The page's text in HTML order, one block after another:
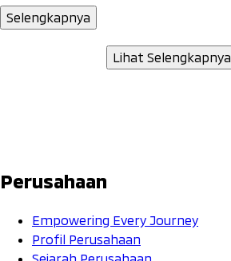
Selengkapnya
Lihat Selengkapnya
Perusahaan
Empowering Every Journey
Profil Perusahaan